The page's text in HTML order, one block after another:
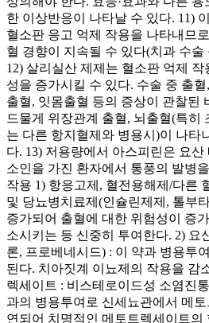
한 이상반응이 나타날 수 있다. 11)
혈소판 응고 억제 작용을 나타내므
혈 경향이 지속될 수 있다(치과 수술
12) 살리실산 제제는 혈소판 억제
성을 증가시킬 수 있다. 수술 중 출혈
출혈, 잇몸출혈 등의 증상이 관찰된
드물게 위장관계 출혈, 뇌출혈(특히
는 다른 항지혈제와 병용시)이 나타
다. 13) 저용량에서 아스피린은 요산
소인을 가진 환자에서 통풍의 발병
작용 1) 항응고제, 혈전용해제/다른
및 당뇨병치료제(인슐린제제, 톨부
증가되어 출혈에 대한 위험성이 증
소시키는 등 신중히 투여한다. 2) 요
론, 프로베네시드) : 이 약과 병용투
된다. 치아짓계 이뇨제의 작용을 감
렉세이트 : 비스테로이드성 소염진
과의 병용투여로 신세뇨관에서 메토
연되어 치명적인 메토트렉세이트의